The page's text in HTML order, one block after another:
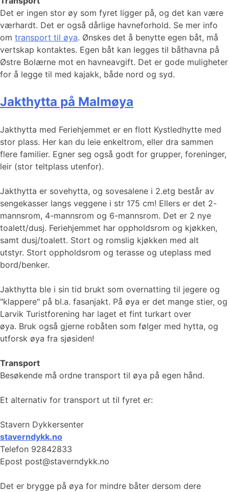
Det er ingen stor øy som fyret ligger på, og det kan være
værhardt. Det er også dårlige havneforhold. Se mer info
om transport til øya. Ønskes det å benytte egen båt, må
vertskap kontaktes. Egen båt kan legges til båthavna på
Østre Bolærne mot en havneavgift. Det er gode muligheter
for å legge til med kajakk, både nord og syd.
Jakthytta på Malmøya
Jakthytta med Feriehjemmet er en flott Kystledhytte med
stor plass. Her kan du leie enkeltrom, eller dra sammen
flere familier. Egner seg også godt for grupper, foreninger,
leir (stor teltplass utenfor).
Jakthytta er sovehytta, og sovesalene i 2.etg består av
sengekasser langs veggene i str 175 cm! Ellers er det 2-
mannsrom, 4-mannsrom og 6-mannsrom. Det er 2 nye
toalett/dusj. Feriehjemmet har oppholdsrom og kjøkken,
samt dusj/toalett. Stort og romslig kjøkken med alt
utstyr. Stort oppholdsrom og terasse og uteplass med
bord/benker.
Jakthytta ble i sin tid brukt som overnatting til jegere og
"klappere" på bl.a. fasanjakt. På øya er det mange stier, og
Larvik Turistforening har laget et fint turkart over
øya. Bruk også gjerne robåten som følger med hytta, og
utforsk øya fra sjøsiden!
Transport
Besøkende må ordne transport til øya på egen hånd.
Et alternativ for transport ut til fyret er:
Stavern Dykkersenter
staverndykk.no
Telefon 92842833
Epost post@staverndykk.no
Det er brygge på øya for mindre båter dersom dere